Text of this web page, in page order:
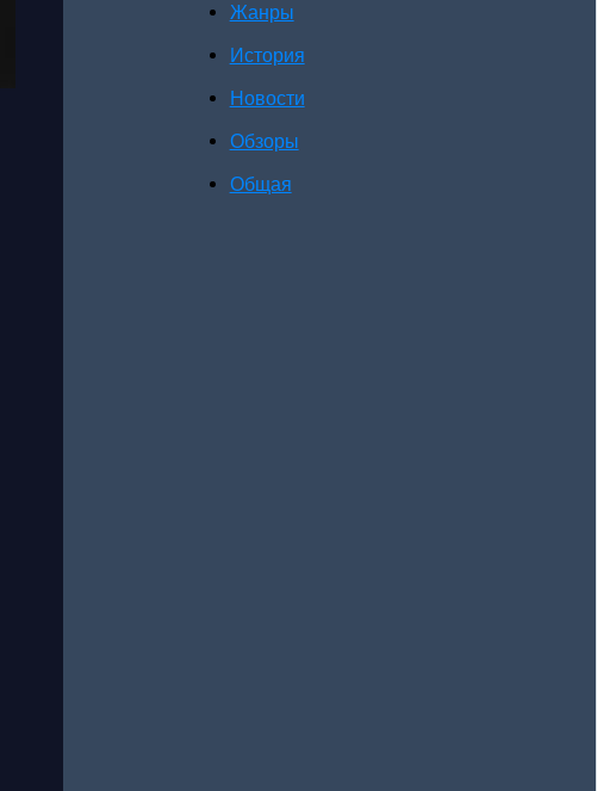
Жанры
История
Новости
Обзоры
Общая